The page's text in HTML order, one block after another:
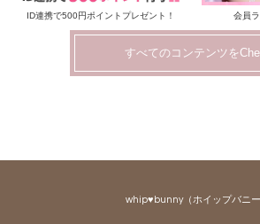
ID連携で500円ポイントプレゼント！ 会員
すべてのコンテンツを
whip♥bunny（ホイップバニー